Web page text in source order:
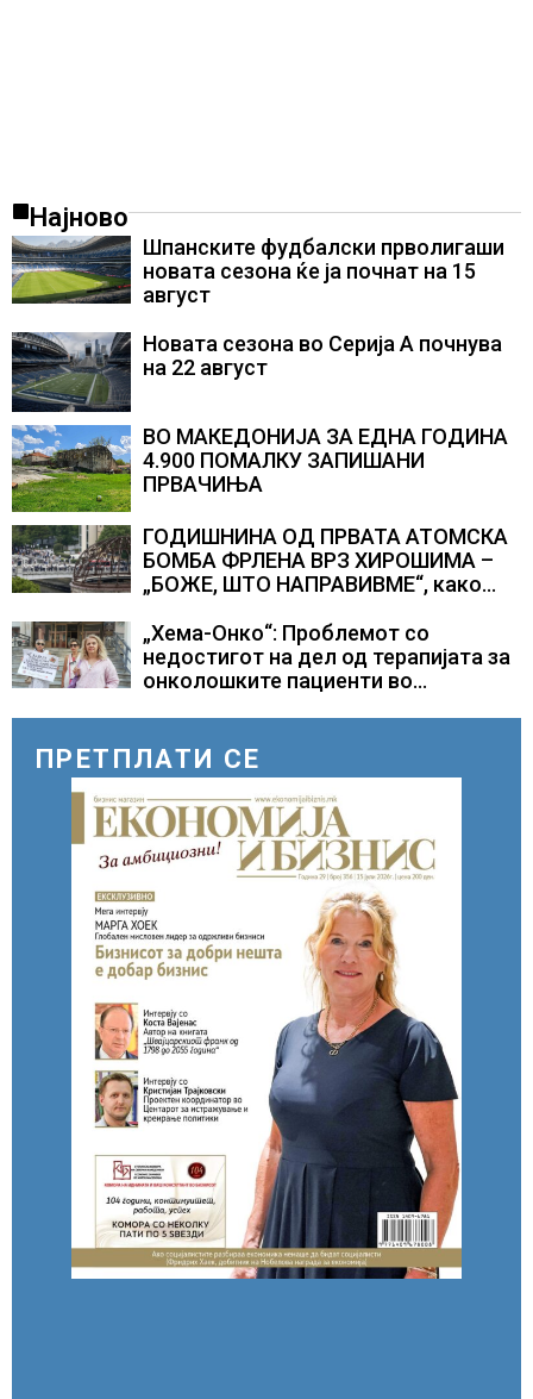
Најново
Шпанските фудбалски прволигаши
новата сезона ќе ја почнат на 15
август
Новата сезона во Серија А почнува
на 22 август
ВО МАКЕДОНИЈА ЗА ЕДНА ГОДИНА
4.900 ПОМАЛКУ ЗАПИШАНИ
ПРВАЧИЊА
ГОДИШНИНА ОД ПРВАТА АТОМСКА
БОМБА ФРЛЕНА ВРЗ ХИРОШИМА –
„БОЖЕ, ШТО НАПРАВИВМЕ“, како
Геј“ и учесниците во
бомбардирањето го доживуваа овој
настан што го промени текот на
„Хема-Онко“: Проблемот со
недостигот на дел од терапијата за
онколошките пациенти во
ПРЕТПЛАТИ СЕ